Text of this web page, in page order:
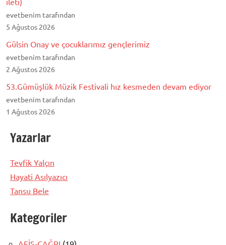
evetbenim tarafından
5 Ağustos 2026
Gülsin Onay ve çocuklarımız gençlerimiz
evetbenim tarafından
2 Ağustos 2026
53.Gümüşlük Müzik Festivali hız kesmeden devam ediyor
evetbenim tarafından
1 Ağustos 2026
Yazarlar
Tevfik Yalçın
Hayati Asılyazıcı
Tansu Bele
Kategoriler